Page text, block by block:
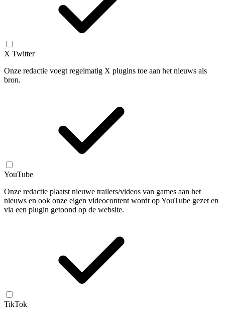
X Twitter
Onze redactie voegt regelmatig X plugins toe aan het nieuws als
bron.
YouTube
Onze redactie plaatst nieuwe trailers/videos van games aan het
nieuws en ook onze eigen videocontent wordt op YouTube gezet en
via een plugin getoond op de website.
TikTok